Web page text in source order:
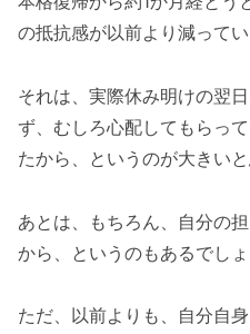
の抵抗感が以前より減ってい
それは、実際休み明けの翌
ず、むしろ心配してもらっ
たから、というのが大きいと
あとは、もちろん、自分の
から、というのもあるでしょ
ただ、以前よりも、自分自